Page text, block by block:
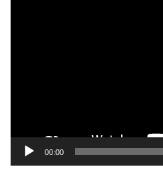
00:00